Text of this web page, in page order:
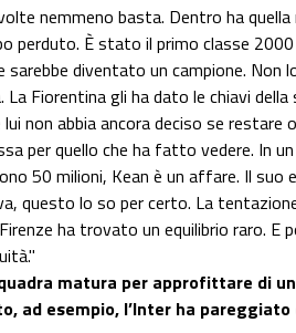
nemmeno basta. Dentro ha
perduto. È stato il primo classe
diventato un campione. Non
La Fiorentina gli ha dato le chiavi
lui non abbia ancora deciso se restare
per quello che ha fatto vedere. In
50 milioni, Kean è un affare. Il suo
questo lo so per certo. La
ha trovato un equilibrio raro. E
matura per approfittare di
ad esempio, l’Inter ha